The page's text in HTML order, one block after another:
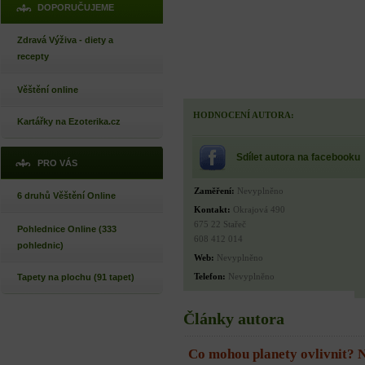
DOPORUČUJEME
Zdravá Výživa - diety a
recepty
Věštění online
Kartářky na Ezoterika.cz
PRO VÁS
6 druhů Věštění Online
Pohlednice Online (333
pohlednic)
Tapety na plochu (91 tapet)
HODNOCENÍ AUTORA:
Sdílet autora na facebooku
Zaměření: Nevyplněno
Kontakt: Okrajová 490
675 22 Stařeč
608 412 014
Web: Nevyplněno
Telefon: Nevyplněno
Články autora
Co mohou planety ovlivnit?